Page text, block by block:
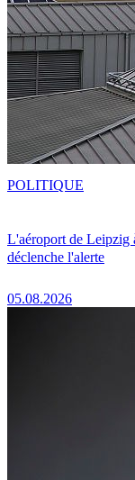
L'aéroport de Leipzig
déclenche l'alerte
05.08.2026
POLITIQUE